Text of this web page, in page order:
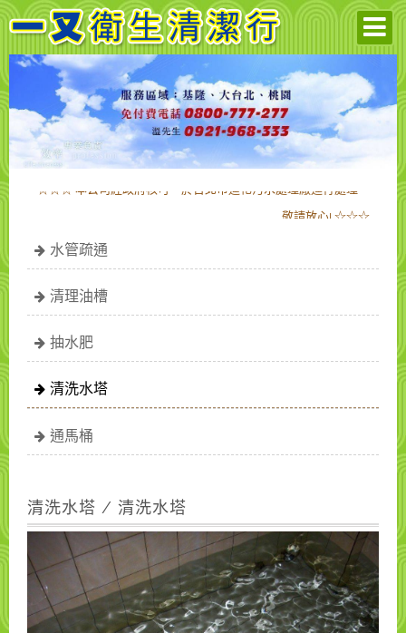
水管疏通
清理油槽
抽水肥
清洗水塔
通馬桶
清洗水塔 / 清洗水塔